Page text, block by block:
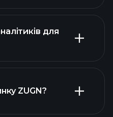
для
ZUGN?